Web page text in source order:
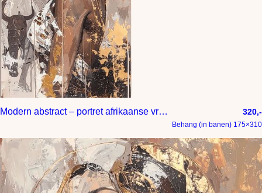
Modern abstract – portret afrikaanse vrouw in taupe en goud 320,-
Behang (in banen) 175×310